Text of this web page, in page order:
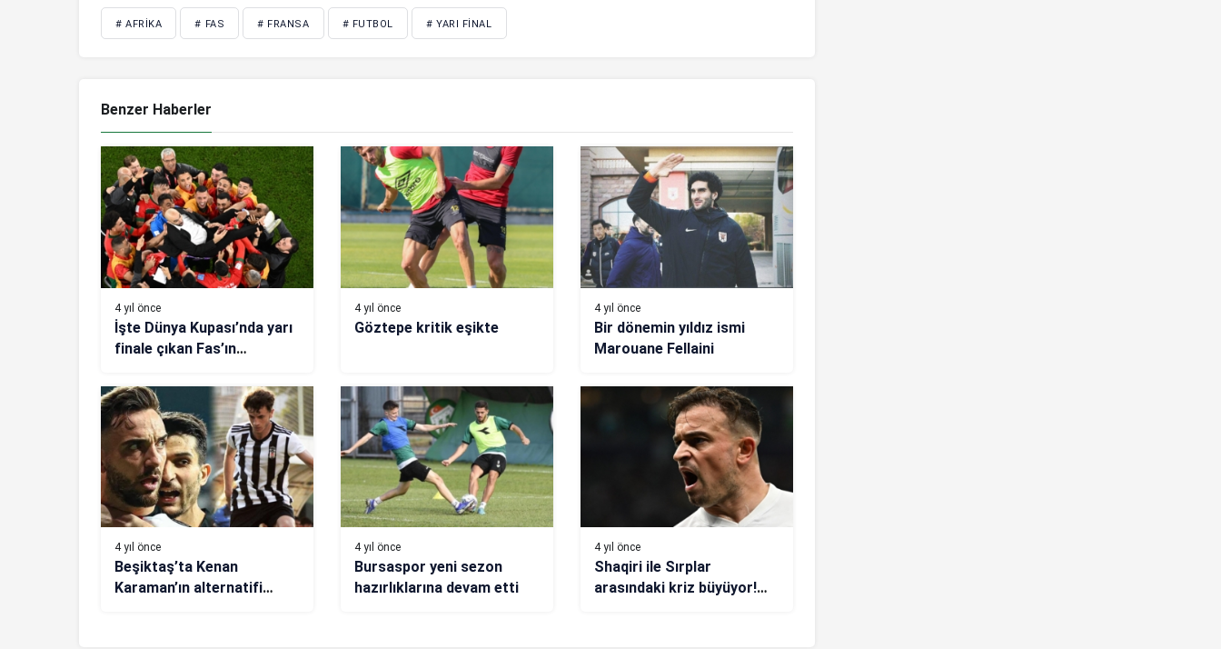
# AFRIKA # FAS # FRANSA # FUTBOL # YARI FINAL
Benzer Haberler
4 yıl önce
İşte Dünya Kupası’nda yarı
finale çıkan Fas’ın
4 yıl önce
Göztepe kritik eşikte
4 yıl önce
Bir dönemin yıldız ismi
Marouane Fellaini
4 yıl önce
Beşiktaş’ta Kenan
Karaman’ın alternatifi
4 yıl önce
Bursaspor yeni sezon
hazırlıklarına devam etti
4 yıl önce
Shaqiri ile Sırplar
arasındaki kriz büyüyor!